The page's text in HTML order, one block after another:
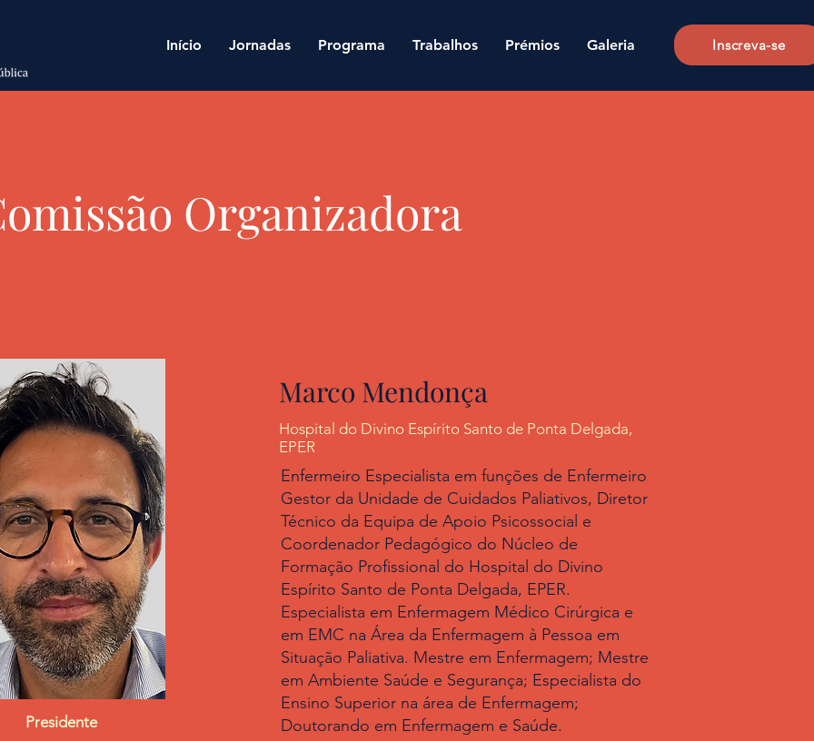
Início Jornadas Programa Trabalhos Prémios Galeria Inscreva-se
Organizadora
Presidente
Marco Mendonça
Hospital do Divino Espírito Santo de Ponta Delgada,
EPER
Enfermeiro Especialista em funções de Enfermeiro
Gestor da Unidade de Cuidados Paliativos, Diretor
Técnico da Equipa de Apoio Psicossocial e
Coordenador Pedagógico do Núcleo de
Formação Profissional do Hospital do Divino
Espírito Santo de Ponta Delgada, EPER.
Especialista em Enfermagem Médico Cirúrgica e
em EMC na Área da Enfermagem à Pessoa em
Situação Paliativa. Mestre em Enfermagem; Mestre
em Ambiente Saúde e Segurança; Especialista do
Ensino Superior na área de Enfermagem;
Doutorando em Enfermagem e Saúde.